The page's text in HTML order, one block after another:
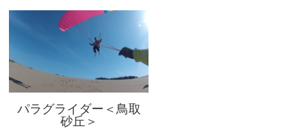
パラグライダー＜鳥取
砂丘＞